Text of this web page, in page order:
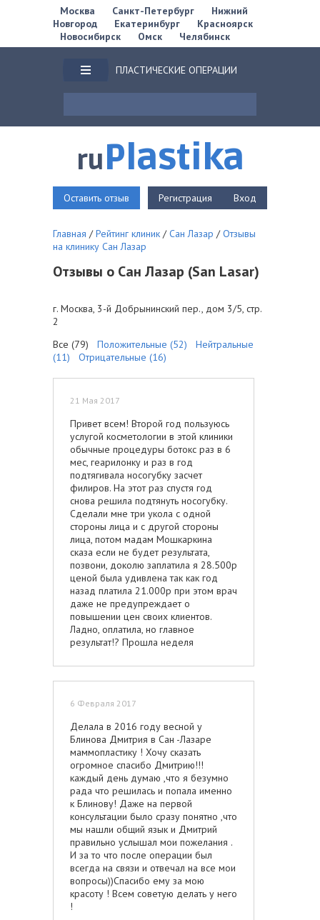
Москва Санкт-Петербург
Нижний
Новгород
Екатеринбург
Красноярск
Новосибирск
Омск Челябинск
ПЛАСТИЧЕСКИЕ ОПЕРАЦИИ
ruPlastika
Оставить отзыв Регистрация Вход
Главная / Рейтинг клиник / Сан Лазар / Отзывы
на клинику Сан Лазар
Отзывы о Сан Лазар (San Lasar)
г. Москва, 3-й Добрынинский пер., дом 3/5, стр.
2
Все (79) Положительные (52)
Нейтральные
(11)
Отрицательные (16)
21 Мая 2017
Привет всем! Второй год пользуюсь
услугой косметологии в этой клиники
обычные процедуры ботокс раз в 6
мес, геарилонку и раз в год
подтягивала носогубку засчет
филиров. На этот раз спустя год
снова решила подтянуть носогубку.
Сделали мне три укола с одной
стороны лица и с другой стороны
лица, потом мадам Мошкаркина
сказа если не будет результата,
позвони, доколю заплатила я 28.500р
ценой была удивлена так как год
назад платила 21.000p при этом врач
даже не предупреждает о
повышении цен своих клиентов.
Ладно, оплатила, но главное
результат!? Прошла неделя
врачу она приветлива ответила да
приезжайте доколем. В моем
правильный подход, но мне
и того 57.000p за 6 уколов при этом
меня ни кто не предупреждал готова
ли я оплатить такую сумму меня
просто подвила ассистент к кассе мол
платите от счета я была в шоке.
Потребовала спуститься к кассе
мадам Мошкаркину вы бы видели
каким тоном она разговаривала (Я
ТЕБЕ ВКОЛОЛА ДВА ШПРИЦА), это
был прямой развод очень не
приятно, самое главное результата
нет как будто мне кололи глюкозу.
Мадам Мошкаркина! Я тебе желаю
эти деньги которые ты на 6ти уколох
заработала на моем лице за три
6 Февраля 2017
Делала в 2016 году весной у
Блинова Дмитрия в Сан -Лазаре
маммопластику ! Хочу сказать
огромное спасибо Дмитрию!!!
каждый день думаю ,что я безумно
рада что решилась и попала именно
к Блинову! Даже на первой
консультации было сразу понятно ,что
мы нашли общий язык и Дмитрий
правильно услышал мои пожелания .
И за то что после операции был
всегда на связи и отвечал на все мои
вопросы))Спасибо ему за мою
красоту ! Всем советую делать у него
!